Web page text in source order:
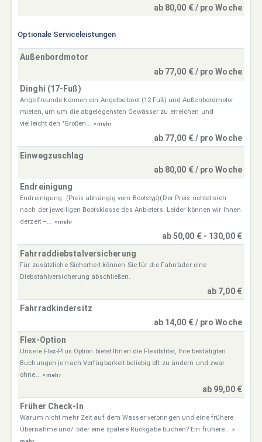
ab 80,00 € / pro Woche
Optionale Serviceleistungen
Außenbordmotor
ab 77,00 € / pro Woche
Dinghi (17-Fuß)
Angelfreunde können ein Angelbeiboot (12 Fuß) und Außenbordmotor
mieten, um um die abgelegensten Gewässer zu erreichen und
vielleicht den "Großen... » mehr
ab 77,00 € / pro Woche
Einwegzuschlag
ab 80,00 € / pro Woche
Endreinigung
Endreinigung: (Preis abhängig vom Bootstyp)(Der Preis richtet sich
nach der jeweiligen Bootsklasse des Anbieters. Leider können wir Ihnen
derzeit –... » mehr
ab 50,00 € - 130,00 €
Fahrraddiebstalversicherung
Für zusätzliche Sicherheit können Sie für die Fahrräder eine
Diebstahlversicherung abschließen.
ab 7,00 €
Fahrradkindersitz
ab 14,00 € / pro Woche
Flex-Option
Unsere Flex-Plus Option bietet Ihnen die Flexibilität, Ihre bestätigten
Buchungen je nach Verfügbarkeit beliebig oft zu ändern und zwar
ohne... » mehr
ab 99,00 €
Früher Check-In
Warum nicht mehr Zeit auf dem Wasser verbringen und eine frühere
Übernahme und/ oder eine spätere Rückgabe buchen? Ein frühere... »